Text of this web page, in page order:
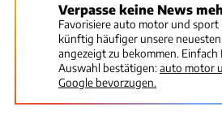
Verpasse keine News
Favorisiere auto motor und sport
künftig häufiger unsere
angezeigt zu bekommen.
Auswahl bestätigen:auto motor
Google bevorzugen.